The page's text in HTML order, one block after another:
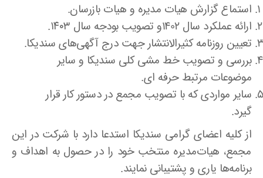
استماع گزارش هیات مدیره و هیات بازرسان.
ارائه عملکرد سال 1402و تصویب بودجه سال ۱۴۰۳.
تعیین روزنامه کثیرالانتشار جهت درج آگهی‌های سندیکا.
بررسی و تصویب خط مشی کلی سندیکا و سایر
موضوعات مرتبط حرفه ای.
سایر مواردی که با تصویب مجمع در دستور کار قرار
گیرد.
از کلیه اعضای گرامی سندیکا استدعا دارد با شرکت در این
مجمع، هیات‌مدیره منتخب خود را در حصول به اهداف و
برنامه‌ها یاری و پشتیبانی نمایند.